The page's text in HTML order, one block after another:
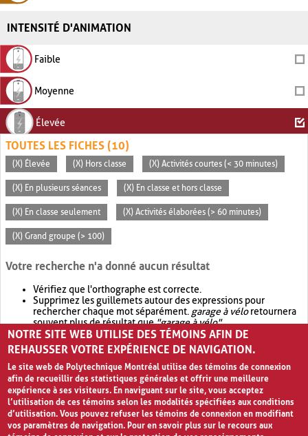
INTENSITÉ D'ANIMATION
Faible
Moyenne
Élevée
TOUTES LES FICHES (10)
(X) Élevée (X) Hors classe (X) Activités courtes (< 30 minutes)
(X) En plusieurs séances (X) En classe et hors classe
(X) En classe seulement (X) Activités élaborées (> 60 minutes)
(X) Grand groupe (> 100)
Votre recherche n'a donné aucun résultat
Vérifiez que l'orthographe est correcte.
Supprimez les guillemets autour des expressions pour
rechercher chaque mot séparément. garage à véloretournera
souvent plus de résultat que"garage à vélo".
Envisagez d'élargir votre recherche avec OR.garage OR vélo
retournera souvent plus de résultat quegarage à vélo
NOTRE SITE WEB UTILISE DES TÉMOINS AFIN DE
REHAUSSER VOTRE EXPÉRIENCE DE NAVIGATION.
Le site web de Polytechnique Montréal utilise des témoins de connexion
afin de recueillir des statistiques générales et offrir une meilleure
expérience à ses visiteurs. En naviguant sur le site, vous acceptez
l’utilisation de ces témoins selon les modalités spécifiées aux conditions
d’utilisation. Vous pouvez refuser les témoins de connexion en modifiant
vos paramètres de navigation. Pour en savoir plus sur le recours aux